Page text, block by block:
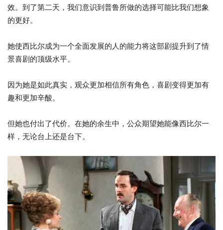
效。到了第二天，我们意识到普鲁所做的选择可能比我们想象
的更好。
她使西比尔成为一个全面发展的人的能力将这部剧提升到了情
景喜剧的顶级水平。
因为她是如此真实，观众更加相信所有角色，喜剧变得更加有
趣和更加辛酸。
但她也付出了代价。在她的余生中，公众期望她能像西比尔一
样，无论台上还是台下。